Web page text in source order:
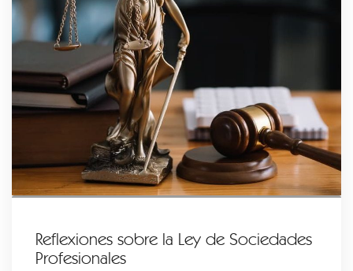
Reflexiones sobre la Ley de Sociedades
Profesionales